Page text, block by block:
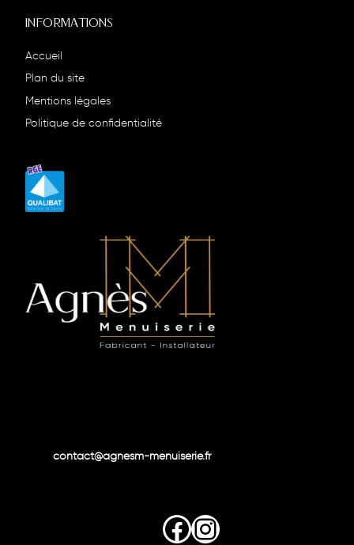
INFORMATIONS
Accueil
Plan du site
Mentions légales
Politique de confidentialité
contact@agnesm-menuiserie.fr
Facebook
Instagram